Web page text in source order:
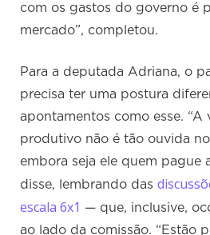
com os gastos do governo é
mercado”, completou.
Para a deputada Adriana, o
precisa ter uma postura
apontamentos como esse. “A
produtivo não é tão ouvida
embora seja ele quem pague
disse, lembrando das
escala 6x1 — que, inclusive,
ao lado da comissão. “Estão